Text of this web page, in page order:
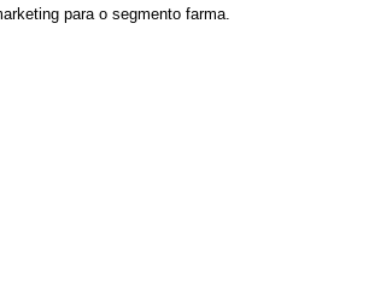
para o segmento farma.